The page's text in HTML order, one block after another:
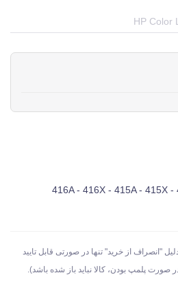
HP Color
"انصراف از خرید" تنها در صورتی قابل تایید
صورت پلمپ بودن، کالا نباید باز شده باشد).